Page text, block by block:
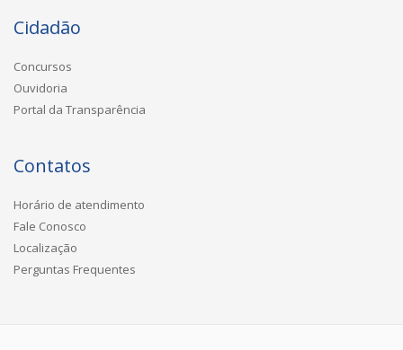
Cidadão
Concursos
Ouvidoria
Portal da Transparência
Contatos
Horário de atendimento
Fale Conosco
Localização
Perguntas Frequentes